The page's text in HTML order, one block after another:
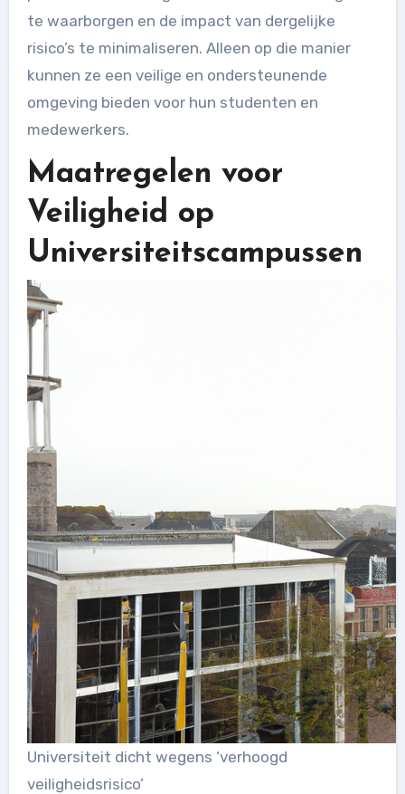
te waarborgen en de impact van dergelijke
risico’s te minimaliseren. Alleen op die manier
kunnen ze een veilige en ondersteunende
omgeving bieden voor hun studenten en
medewerkers.
Maatregelen voor
Veiligheid op
Universiteitscampussen
Universiteit dicht wegens ‘verhoogd
veiligheidsrisico’